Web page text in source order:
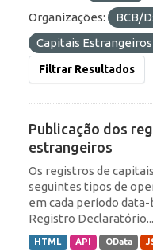
Organizações:
BCB/
Capitais Estrangeiros
Filtrar Resultados
Publicação dos
estrangeiros
Os registros de
seguintes tipos de
em cada período
Registro Declaratório...
HTML API OData